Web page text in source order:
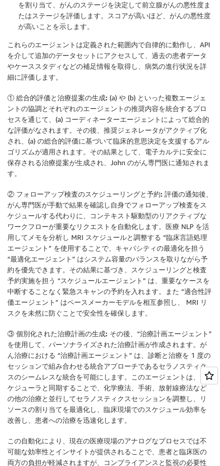
を割り当て、がんのステージを決定して前立腺がんの悪性度ま
たはステージを評価します。スコアが高いほど、がんの悪性度
が高いことを示します。
これらのエージェントは定義された範囲内で自律的に動作し、API
を介して追加のデータセットにアクセスして、過去の患者データ
やケーススタディなどの補足情報を取得し、病気の進行状況を詳
細に評価します。
① 総合的評価と治療提案の生成: (a) や (b) といった複数エージェ
ントの協調とそれぞれのエージェントの推奨内容を統合するプロ
セスを通じて、(a) コーディネーターエージェントによって総合的
な評価がなされます。その後、推奨ジェネレータがアクティブ化
され、(a) の総合的評価に基づいて臨床的意思決定を支援するアル
ゴリズムが適用されます。その結果として、電子カルテに安全に
保存される治療提案が生成され、John のがん専門医に通知されま
す。
② フォローアップ検査のスケジューリングと予約: 評価の通知後、
がん専門医が手動で結果を確認し自身でフォローアップ検査をス
ケジュールする代わりに、コンテキスト駆動型のリアクティブな
ワークフローが重要なリクエストを自動化します。医療 NLP を活
用してメモを分析し MRI スケジュールと調整する “臨床言語処理
エージェント” を使用することで、キャパシティの最適化を担う
“最適化エージェント” はシステム容量のバランスを取りながら予
約を優先できます。その結果に基づき、スケジューリングと検査
予約実施を担う “スケジュールエージェント” は、重要なケースを
中断することなく緊急スキャンの予約を入れます。また “適合性評
価エージェント” はペースメーカーモデルを相互参照し、 MRI リ
スクを未然に防ぐことで安全性を確保します。
③ 個別化された治療計画の生成: その後、“治療計画エージェント”
を使用して、パーソナライズされた治療計画が作成されます。が
ん治療における “治療計画エージェント” は、診断と治療を 1 度の
セッションで組み合わせる統合アプローチであるセラノスティク
スのシームレスな統合を可能にします。このエージェントは、ス
ケジューラと同期することで、化学療法、手術、放射線療法など
の他の治療と並行してセラノスティクスセッションを調整し、リ
ソースの割り当てを最適化し、臨床現場でのスケジュール効率を
改善し、患者への治療を迅速化します。
この自動化により、現在の医療現場のアナログなプロセスでは不
可能な効率性とインサイトが提供されることで、患者と臨床医の
両方の負担が軽減されますが、コンプライアンスと監視の必要性